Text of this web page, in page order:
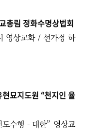
총림 정화수명상법회
영상교화 / 선가정 하
묘지도원 “천지인 율
수행 - 대한” 영상교